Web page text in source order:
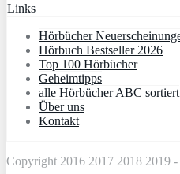
Links
Hörbücher
Hörbuch Bestseller 2026
Top 100 Hörbücher
Geheimtipps
alle Hörbücher ABC sortiert
Über uns
Kontakt
Copyright 2016 2017 2018 2019 -